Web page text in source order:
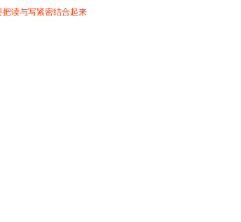
读与写紧密结合起来